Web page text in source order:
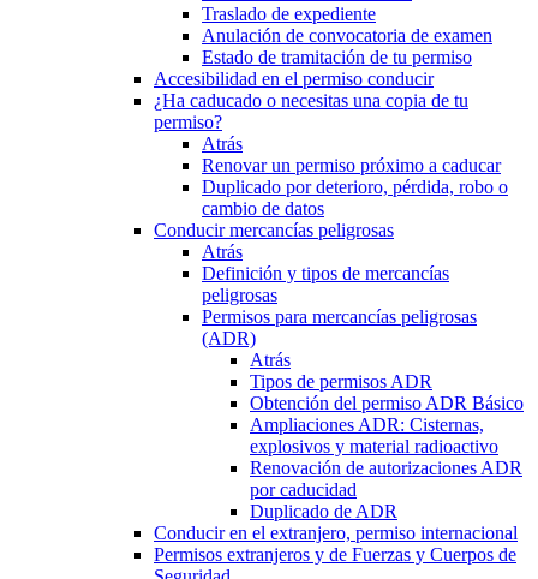
Traslado de expediente
Anulación de convocatoria de examen
Estado de tramitación de tu permiso
Accesibilidad en el permiso conducir
¿Ha caducado o necesitas una copia de tu
permiso?
Atrás
Renovar un permiso próximo a caducar
Duplicado por deterioro, pérdida, robo o
cambio de datos
Conducir mercancías peligrosas
Atrás
Definición y tipos de mercancías
peligrosas
Permisos para mercancías peligrosas
(ADR)
Atrás
Tipos de permisos ADR
Obtención del permiso ADR Básico
Ampliaciones ADR: Cisternas,
explosivos y material radioactivo
Renovación de autorizaciones ADR
por caducidad
Duplicado de ADR
Conducir en el extranjero, permiso internacional
Permisos extranjeros y de Fuerzas y Cuerpos de